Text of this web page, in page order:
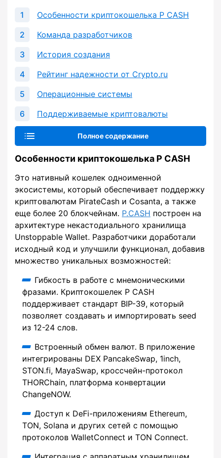
Особенности криптокошелька P CASH
Команда разработчиков
История создания
Рейтинг надежности от Crypto.ru
Операционные системы
Поддерживаемые криптовалюты
Полное содержание
Особенности криптокошелька P CASH
Это нативный кошелек одноименной
экосистемы, который обеспечивает поддержку
криптовалютам PirateCash и Cosanta, а также
еще более 20 блокчейнам. P.CASH построен на
архитектуре некастодиального хранилища
Unstoppable Wallet. Разработчики доработали
исходный код и улучшили функционал, добавив
множество уникальных возможностей:
Гибкость в работе с мнемоническими
фразами. Криптокошелек P CASH
поддерживает стандарт BIP-39, который
позволяет создавать и импортировать seed
из 12-24 слов.
Встроенный обмен валют. В приложение
интегрированы DEX PancakeSwap, 1inch,
STON.fi, MayaSwap, кроссчейн-протокол
THORChain, платформа конвертации
ChangeNOW.
Доступ к DeFi-приложениям Ethereum,
TON, Solana и других сетей с помощью
протоколов WalletConnect и TON Connect.